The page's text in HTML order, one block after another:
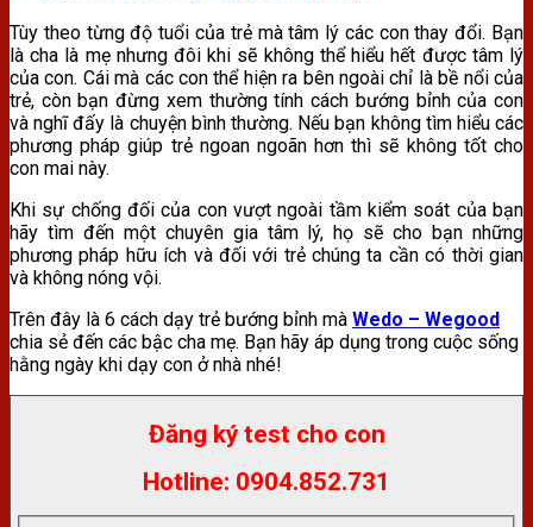
Tùy theo từng độ tuổi của trẻ mà tâm lý các con thay đổi. Bạn
là cha là mẹ nhưng đôi khi sẽ không thể hiểu hết được tâm lý
của con. Cái mà các con thể hiện ra bên ngoài chỉ là bề nổi của
trẻ, còn bạn đừng xem thường tính cách bướng bỉnh của con
và nghĩ đấy là chuyện bình thường. Nếu bạn không tìm hiểu các
phương pháp giúp trẻ ngoan ngoãn hơn thì sẽ không tốt cho
con mai này.
Khi sự chống đối của con vượt ngoài tầm kiểm soát của bạn
hãy tìm đến một chuyên gia tâm lý, họ sẽ cho bạn những
phương pháp hữu ích và đối với trẻ chúng ta cần có thời gian
và không nóng vội.
Trên đây là 6 cách dạy trẻ bướng bỉnh mà Wedo – Wegood
chia sẻ đến các bậc cha mẹ. Bạn hãy áp dụng trong cuộc sống
hằng ngày khi dạy con ở nhà nhé!
Đăng ký test cho con
Hotline: 0904.852.731